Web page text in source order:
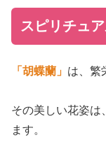
スピリチュ
「胡蝶蘭」 は、繁
その美しい花姿は
ます。